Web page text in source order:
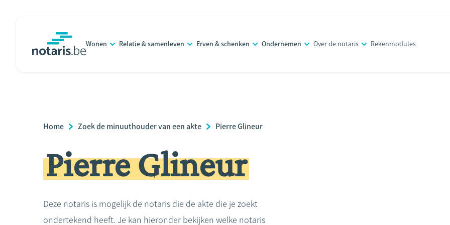
Wonen Relatie & samenleven Erven & schenken Ondernemen Over de notaris Rekenmodules
Breadcrumb
Home Zoek de minuuthouder van een akte Pierre Glineur
Pierre Glineur
Deze notaris is mogelijk de notaris die de akte die je zoekt
ondertekend heeft. Je kan hieronder bekijken welke notaris